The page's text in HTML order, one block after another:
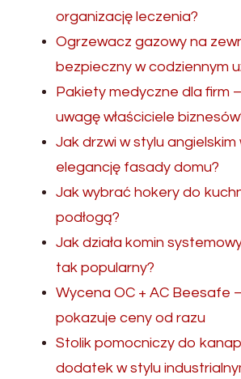
organizację leczenia?
Ogrzewacz gazowy na
bezpieczny w codziennym
Pakiety medyczne dla firm
uwagę właściciele
Jak drzwi w stylu angielskim
elegancję fasady domu?
Jak wybrać hokery do
podłogą?
Jak działa komin
tak popularny?
Wycena OC + AC Beesafe
pokazuje ceny od razu
Stolik pomocniczy do
dodatek w stylu